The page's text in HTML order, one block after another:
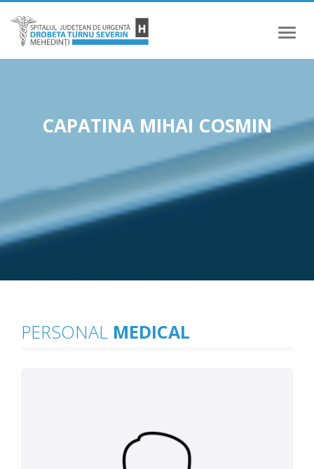
Meniu
CAPATINA MIHAI COSMIN
PERSONAL MEDICAL